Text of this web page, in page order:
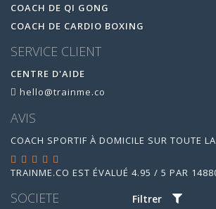
Filtrer
COACH DE QI GONG
COACH DE CARDIO BOXING
SERVICE CLIENT
CENTRE D'AIDE
hello@trainme.co
AVIS
COACH SPORTIF À DOMICILE SUR TOUTE
TRAINME.CO EST ÉVALUÉ 4.95 / 5 PAR
SOCIETE